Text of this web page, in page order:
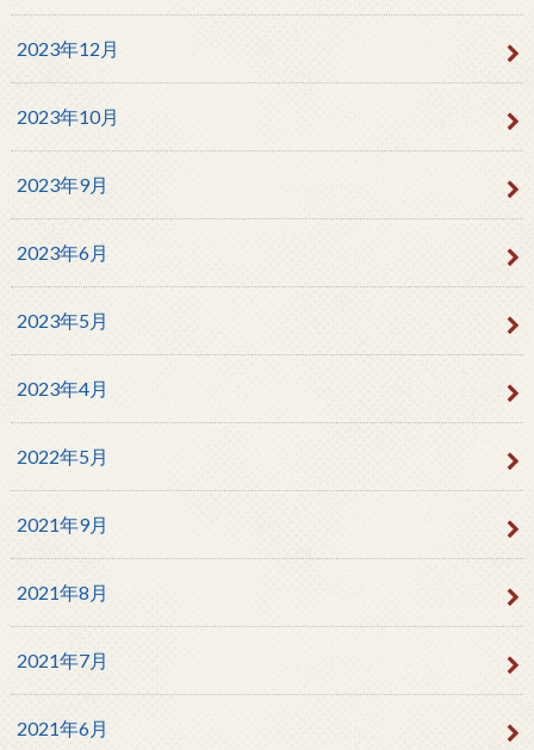
2023年12月
2023年10月
2023年9月
2023年6月
2023年5月
2023年4月
2022年5月
2021年9月
2021年8月
2021年7月
2021年6月